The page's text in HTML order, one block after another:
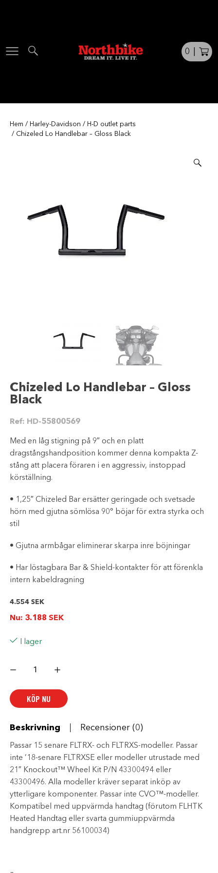
0
Hem / Harley-Davidson / H-D outlet parts
/ Chizeled Lo Handlebar – Gloss Black
Chizeled Lo Handlebar – Gloss
Black
Ref: HD-55800569
Med en låg stigning på 9″ och en platt
dragstångshandposition kommer denna kompakta Z-
stång att placera föraren i en aggressiv, instoppad
körställning.
• 1,25″ Chizeled Bar ersätter geringade och svetsade
hörn med gjutna sömlösa 90° böjar för extra styrka och
stil
• Gjutna armbågar eliminerar skarpa inre böjningar
• Har löstagbara Bar & Shield-kontakter för att förenkla
intern kabeldragning
4.554 SEK
Nu: 3.188 SEK
I lager
Lo
Gloss
Black
mängd
KÖP NU
Beskrivning Recensioner (0)
Passar 15 senare FLTRX- och FLTRXS-modeller. Passar
inte ’18-senare FLTRXSE eller modeller utrustade med
21″ Knockout™ Wheel Kit P/N 43300494 eller
43300496. Alla modeller kräver separat inköp av
ytterligare komponenter. Passar inte CVO™-modeller.
Kompatibel med uppvärmda handtag (förutom FLHTK
Heated Handtag eller svarta gummiuppvärmda
handgrepp art.nr 56100034)